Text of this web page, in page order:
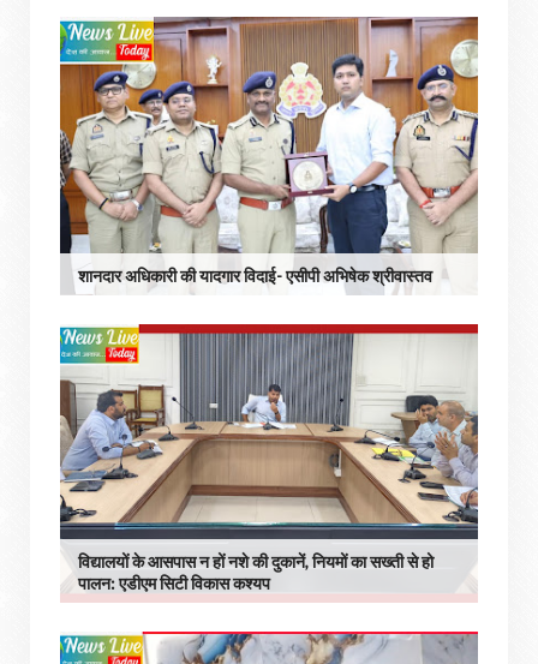
शानदार अधिकारी की यादगार विदाई- एसीपी अभिषेक श्रीवास्तव
विद्यालयों के आसपास न हों नशे की दुकानें, नियमों का सख्ती से हो
पालन: एडीएम सिटी विकास कश्यप